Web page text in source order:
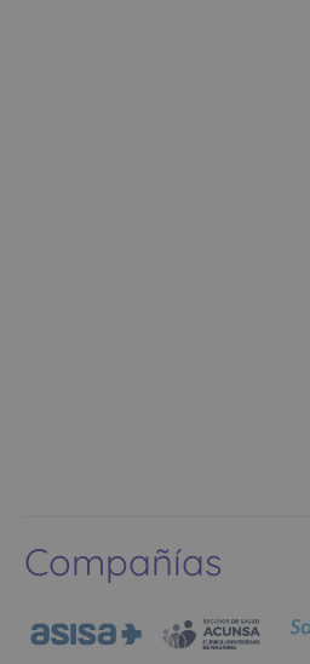
Compañías